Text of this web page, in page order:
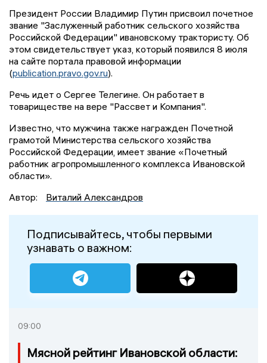
Президент России Владимир Путин присвоил почетное
звание "Заслуженный работник сельского хозяйства
Российской Федерации" ивановскому трактористу. Об
этом свидетельствует указ, который появился 8 июля
на сайте портала правовой информации
(publication.pravo.gov.ru).
Речь идет о Сергее Телегине. Он работает в
товариществе на вере "Рассвет и Компания".
Известно, что мужчина также награжден Почетной
грамотой Министерства сельского хозяйства
Российской Федерации, имеет звание «Почетный
работник агропромышленного комплекса Ивановской
области».
Автор:
Виталий Александров
Подписывайтесь, чтобы первыми
узнавать о важном:
09:00
Мясной рейтинг Ивановской области: